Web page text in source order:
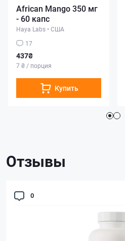
African Mango 350 мг
- 60 капс
Haya Labs • США
17
437₴
7 ₴ / порция
Купить
Отзывы
0